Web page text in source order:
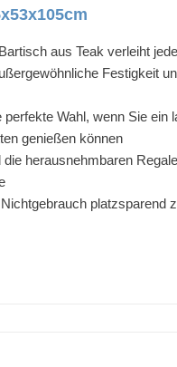
aus Teak verleiht
Festigkeit
Wahl, wenn Sie
genießen können
herausnehmbaren
platzsparend